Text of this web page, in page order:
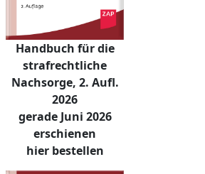
Handbuch für die
strafrechtliche
Nachsorge, 2. Aufl.
2026
gerade Juni 2026
erschienen
hier bestellen